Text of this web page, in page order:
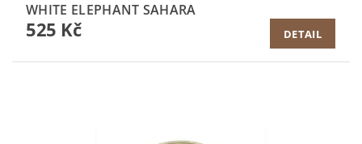
WHITE ELEPHANT SAHARA
525 Kč DETAIL